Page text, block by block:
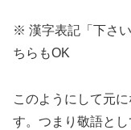
※ 漢字表記「下さ
ちらもOK
このようにして元
す。つまり敬語と